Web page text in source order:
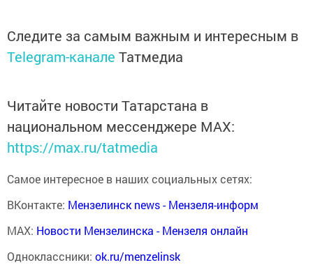
Следите за самым важным и интересным в
Telegram-канале Татмедиа
Читайте новости Татарстана в
национальном мессенджере MАХ:
https://max.ru/tatmedia
Самое интересное в наших социальных сетях:
ВКонтакте: Мензелинск news - Мензеля-информ
MAX: Новости Мензелинска - Мензеля онлайн
Одноклассники: ok.ru/menzelinsk